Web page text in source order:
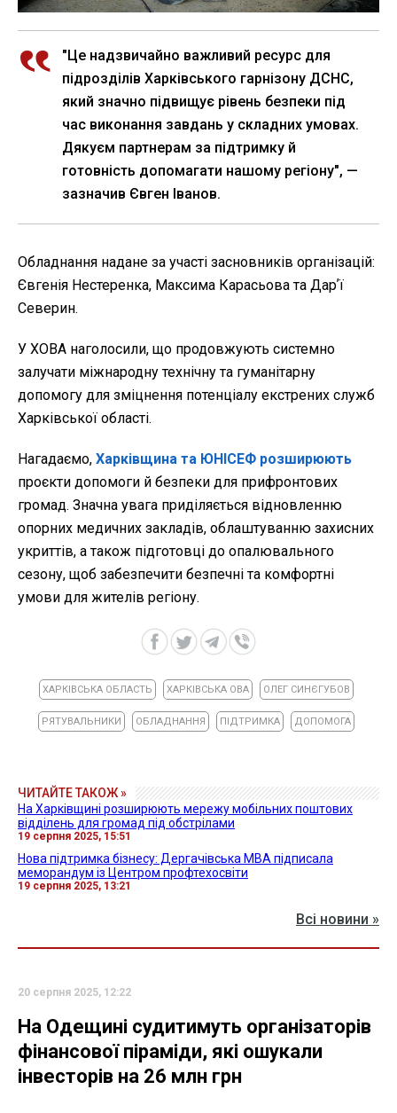
"Це надзвичайно важливий ресурс для
підрозділів Харківського гарнізону ДСНС,
який значно підвищує рівень безпеки під
час виконання завдань у складних умовах.
Дякуєм партнерам за підтримку й
готовність допомагати нашому регіону", —
зазначив Євген Іванов.
Обладнання надане за участі засновників організацій:
Євгенія Нестеренка, Максима Карасьова та Дарʼї
Северин.
У ХОВА наголосили, що продовжують системно
залучати міжнародну технічну та гуманітарну
допомогу для зміцнення потенціалу екстрених служб
Харківської області.
Нагадаємо, Харківщина та ЮНІСЕФ розширюють
проєкти допомоги й безпеки для прифронтових
громад. Значна увага приділяється відновленню
опорних медичних закладів, облаштуванню захисних
укриттів, а також підготовці до опалювального
сезону, щоб забезпечити безпечні та комфортні
умови для жителів регіону.
ХАРКІВСЬКА ОБЛАСТЬ ХАРКІВСЬКА ОВА ОЛЕГ СИНЄГУБОВ
РЯТУВАЛЬНИКИ ОБЛАДНАННЯ ПІДТРИМКА ДОПОМОГА
ЧИТАЙТЕ ТАКОЖ »
На Харківщині розширюють мережу мобільних поштових
відділень для громад під обстрілами
19 серпня 2025, 15:51
Нова підтримка бізнесу: Дергачівська МВА підписала
меморандум із Центром профтехосвіти
19 серпня 2025, 13:21
Всі новини »
20 серпня 2025, 12:22
На Одещині судитимуть організаторів
фінансової піраміди, які ошукали
інвесторів на 26 млн грн